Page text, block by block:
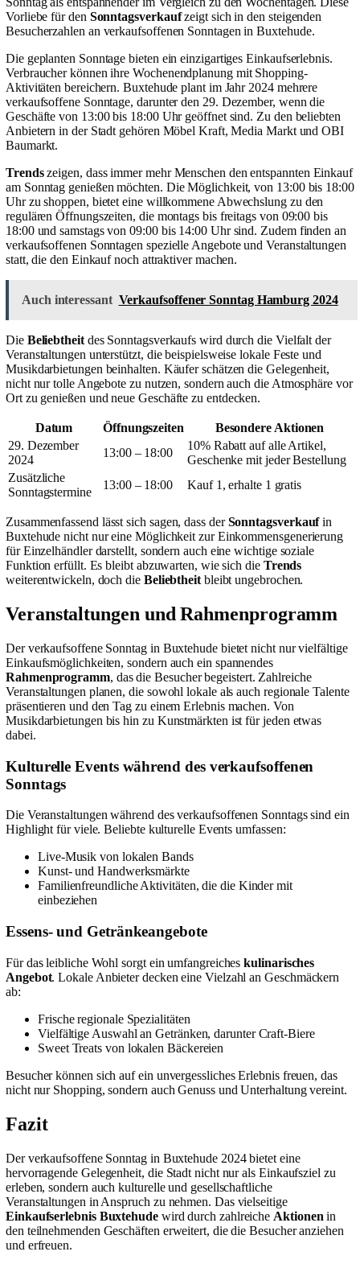
Vorliebe für den Sonntagsverkaufzeigt sich in den steigenden
Besucherzahlen an verkaufsoffenen Sonntagen in Buxtehude.
Die geplanten Sonntage bieten ein einzigartiges Einkaufserlebnis.
Verbraucher können ihre Wochenendplanung mit Shopping-
Aktivitäten bereichern. Buxtehude plant im Jahr 2024 mehrere
verkaufsoffene Sonntage, darunter den 29. Dezember, wenn die
Geschäfte von 13:00 bis 18:00 Uhr geöffnet sind. Zu den beliebten
Anbietern in der Stadt gehören Möbel Kraft, Media Markt und OBI
Baumarkt.
Trendszeigen, dass immer mehr Menschen den entspannten Einkauf
am Sonntag genießen möchten. Die Möglichkeit, von 13:00 bis 18:00
Uhr zu shoppen, bietet eine willkommene Abwechslung zu den
regulären Öffnungszeiten, die montags bis freitags von 09:00 bis
18:00 und samstags von 09:00 bis 14:00 Uhr sind. Zudem finden an
verkaufsoffenen Sonntagen spezielle Angebote und Veranstaltungen
statt, die den Einkauf noch attraktiver machen.
Auch interessant Verkaufsoffener Sonntag Hamburg 2024
Die Beliebtheitdes Sonntagsverkaufs wird durch die Vielfalt der
Veranstaltungen unterstützt, die beispielsweise lokale Feste und
Musikdarbietungen beinhalten. Käufer schätzen die Gelegenheit,
nicht nur tolle Angebote zu nutzen, sondern auch die Atmosphäre vor
Ort zu genießen und neue Geschäfte zu entdecken.
Datum Öffnungszeiten
Besondere Aktionen
29. Dezember
2024
13:00 – 18:00
10% Rabatt auf alle Artikel,
Geschenke mit jeder Bestellung
Zusätzliche
Sonntagstermine
13:00 – 18:00 Kauf 1, erhalte 1 gratis
Zusammenfassend lässt sich sagen, dass derSonntagsverkaufin
Buxtehude nicht nur eine Möglichkeit zur Einkommensgenerierung
für Einzelhändler darstellt, sondern auch eine wichtige soziale
Funktion erfüllt. Es bleibt abzuwarten, wie sich die Trends
weiterentwickeln, doch die Beliebtheitbleibt ungebrochen.
Veranstaltungen und Rahmenprogramm
Der verkaufsoffene Sonntag in Buxtehude bietet nicht nur vielfältige
Einkaufsmöglichkeiten, sondern auch ein spannendes
Rahmenprogramm, das die Besucher begeistert. Zahlreiche
Veranstaltungen planen, die sowohl lokale als auch regionale Talente
präsentieren und den Tag zu einem Erlebnis machen. Von
Musikdarbietungen bis hin zu Kunstmärkten ist für jeden etwas
dabei.
Kulturelle Events während des verkaufsoffenen
Sonntags
Die Veranstaltungen während des verkaufsoffenen Sonntags sind ein
Highlight für viele. Beliebte kulturelle Events umfassen:
Live-Musik von lokalen Bands
Kunst- und Handwerksmärkte
Familienfreundliche Aktivitäten, die die Kinder mit
einbeziehen
Essens- und Getränkeangebote
Für das leibliche Wohl sorgt ein umfangreicheskulinarisches
Angebot. Lokale Anbieter decken eine Vielzahl an Geschmäckern
ab:
Frische regionale Spezialitäten
Vielfältige Auswahl an Getränken, darunter Craft-Biere
Sweet Treats von lokalen Bäckereien
Besucher können sich auf ein unvergessliches Erlebnis freuen, das
nicht nur Shopping, sondern auch Genuss und Unterhaltung vereint.
Fazit
Der verkaufsoffene Sonntag in Buxtehude 2024 bietet eine
hervorragende Gelegenheit, die Stadt nicht nur als Einkaufsziel zu
erleben, sondern auch kulturelle und gesellschaftliche
Veranstaltungen in Anspruch zu nehmen. Das vielseitige
Einkaufserlebnis Buxtehudewird durch zahlreiche Aktionen in
den teilnehmenden Geschäften erweitert, die die Besucher anziehen
und erfreuen.